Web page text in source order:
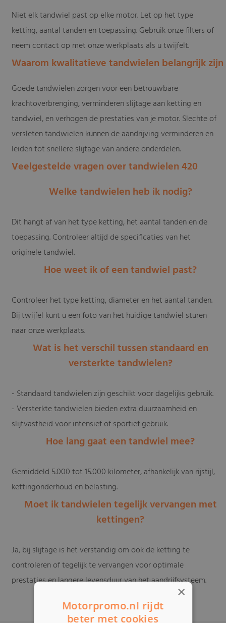
Niet elk tandwiel past op elke motor. Let op het type
ketting, aantal tanden en toepassing. Gebruik onze filters of
neem contact op met onze werkplaats als u twijfelt.
Waarom kwalitatieve tandwielen belangrijk zijn
Goede tandwielen zorgen voor een betrouwbare
krachtoverbrenging, verminderen slijtage aan ketting en
tandwiel, en verhogen de prestaties van je motor. Slechte of
versleten tandwielen kunnen de aandrijving verminderen en
leiden tot snellere slijtage van andere onderdelen.
Veelgestelde vragen over tandwielen 420
Welke tandwielen heb ik nodig?
Dit hangt af van het type ketting, het aantal tanden en de
toepassing. Controleer altijd de specificaties van het
originele tandwiel.
Hoe weet ik of een tandwiel past?
Controleer het type ketting, diameter en het aantal tanden.
Bij twijfel kunt u een foto van het huidige tandwiel sturen
naar onze werkplaats.
Wat is het verschil tussen standaard en
versterkte tandwielen?
- Standaard tandwielen zijn geschikt voor dagelijks gebruik.
- Versterkte tandwielen bieden extra duurzaamheid en
slijtvastheid voor intensief of sportief gebruik.
Hoe lang gaat een tandwiel mee?
Gemiddeld 5.000 tot 15.000 kilometer, afhankelijk van rijstijl,
kettingonderhoud en belasting.
Moet ik tandwielen tegelijk vervangen met
kettingen?
Ja, bij slijtage is het verstandig om ook de ketting te
controleren of tegelijk te vervangen voor optimale
prestaties en langere levensduur van het aandrijfsysteem.
×
Motorpromo.nl rijdt
beter met cookies